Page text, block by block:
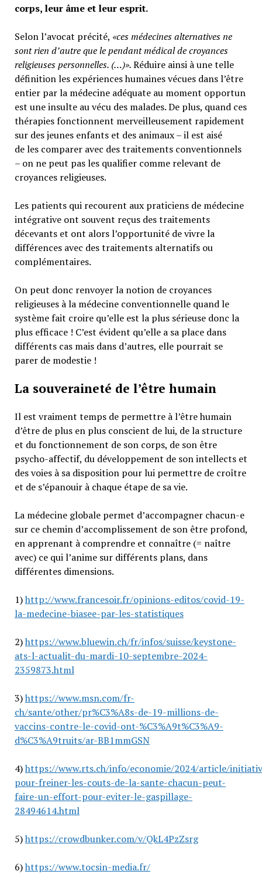
corps, leur âme et leur esprit.
Selon l’avocat précité, «ces médecines alternatives ne
sont rien d’autre que le pendant médical de croyances
religieuses personnelles. (…)».Réduire ainsi à une telle
définition les expériences humaines vécues dans l’être
entier par la médecine adéquate au moment opportun
est une insulte au vécu des malades. De plus, quand ces
thérapies fonctionnent merveilleusement rapidement
sur des jeunes enfants et des animaux – il est aisé
de les comparer avec des traitements conventionnels
– on ne peut pas les qualifier comme relevant de
croyances religieuses.
Les patients qui recourent aux praticiens de médecine
intégrative ont souvent reçus des traitements
décevants et ont alors l’opportunité de vivre la
différences avec des traitements alternatifs ou
complémentaires.
On peut donc renvoyer la notion de croyances
religieuses à la médecine conventionnelle quand le
système fait croire qu’elle est la plus sérieuse donc la
plus efficace ! C’est évident qu’elle a sa place dans
différents cas mais dans d’autres, elle pourrait se
parer de modestie !
La souveraineté de l’être humain
Il est vraiment temps de permettre à l’être humain
d’être de plus en plus conscient de lui, de la structure
et du fonctionnement de son corps, de son être
psycho-affectif, du développement de son intellects et
des voies à sa disposition pour lui permettre de croître
et de s’épanouir à chaque étape de sa vie.
La médecine globale permet d’accompagner chacun-e
sur ce chemin d’accomplissement de son être profond,
en apprenant à comprendre et connaître (= naître
avec) ce qui l’anime sur différents plans, dans
différentes dimensions.
1)http://www.francesoir.fr/opinions-editos/covid-19-
la-medecine-biasee-par-les-statistiques
2)https://www.bluewin.ch/fr/infos/suisse/keystone-
ats-l-actualit-du-mardi-10-septembre-2024-
2359873.html
3)https://www.msn.com/fr-
ch/sante/other/pr%C3%A8s-de-19-millions-de-
vaccins-contre-le-covid-ont-%C3%A9t%C3%A9-
d%C3%A9truits/ar-BB1mmGSN
4)https://www.rts.ch/info/economie/2024/article/
pour-freiner-les-couts-de-la-sante-chacun-peut-
faire-un-effort-pour-eviter-le-gaspillage-
28494614.html
5)https://crowdbunker.com/v/QkL4PzZsrg
6)https://www.tocsin-media.fr/